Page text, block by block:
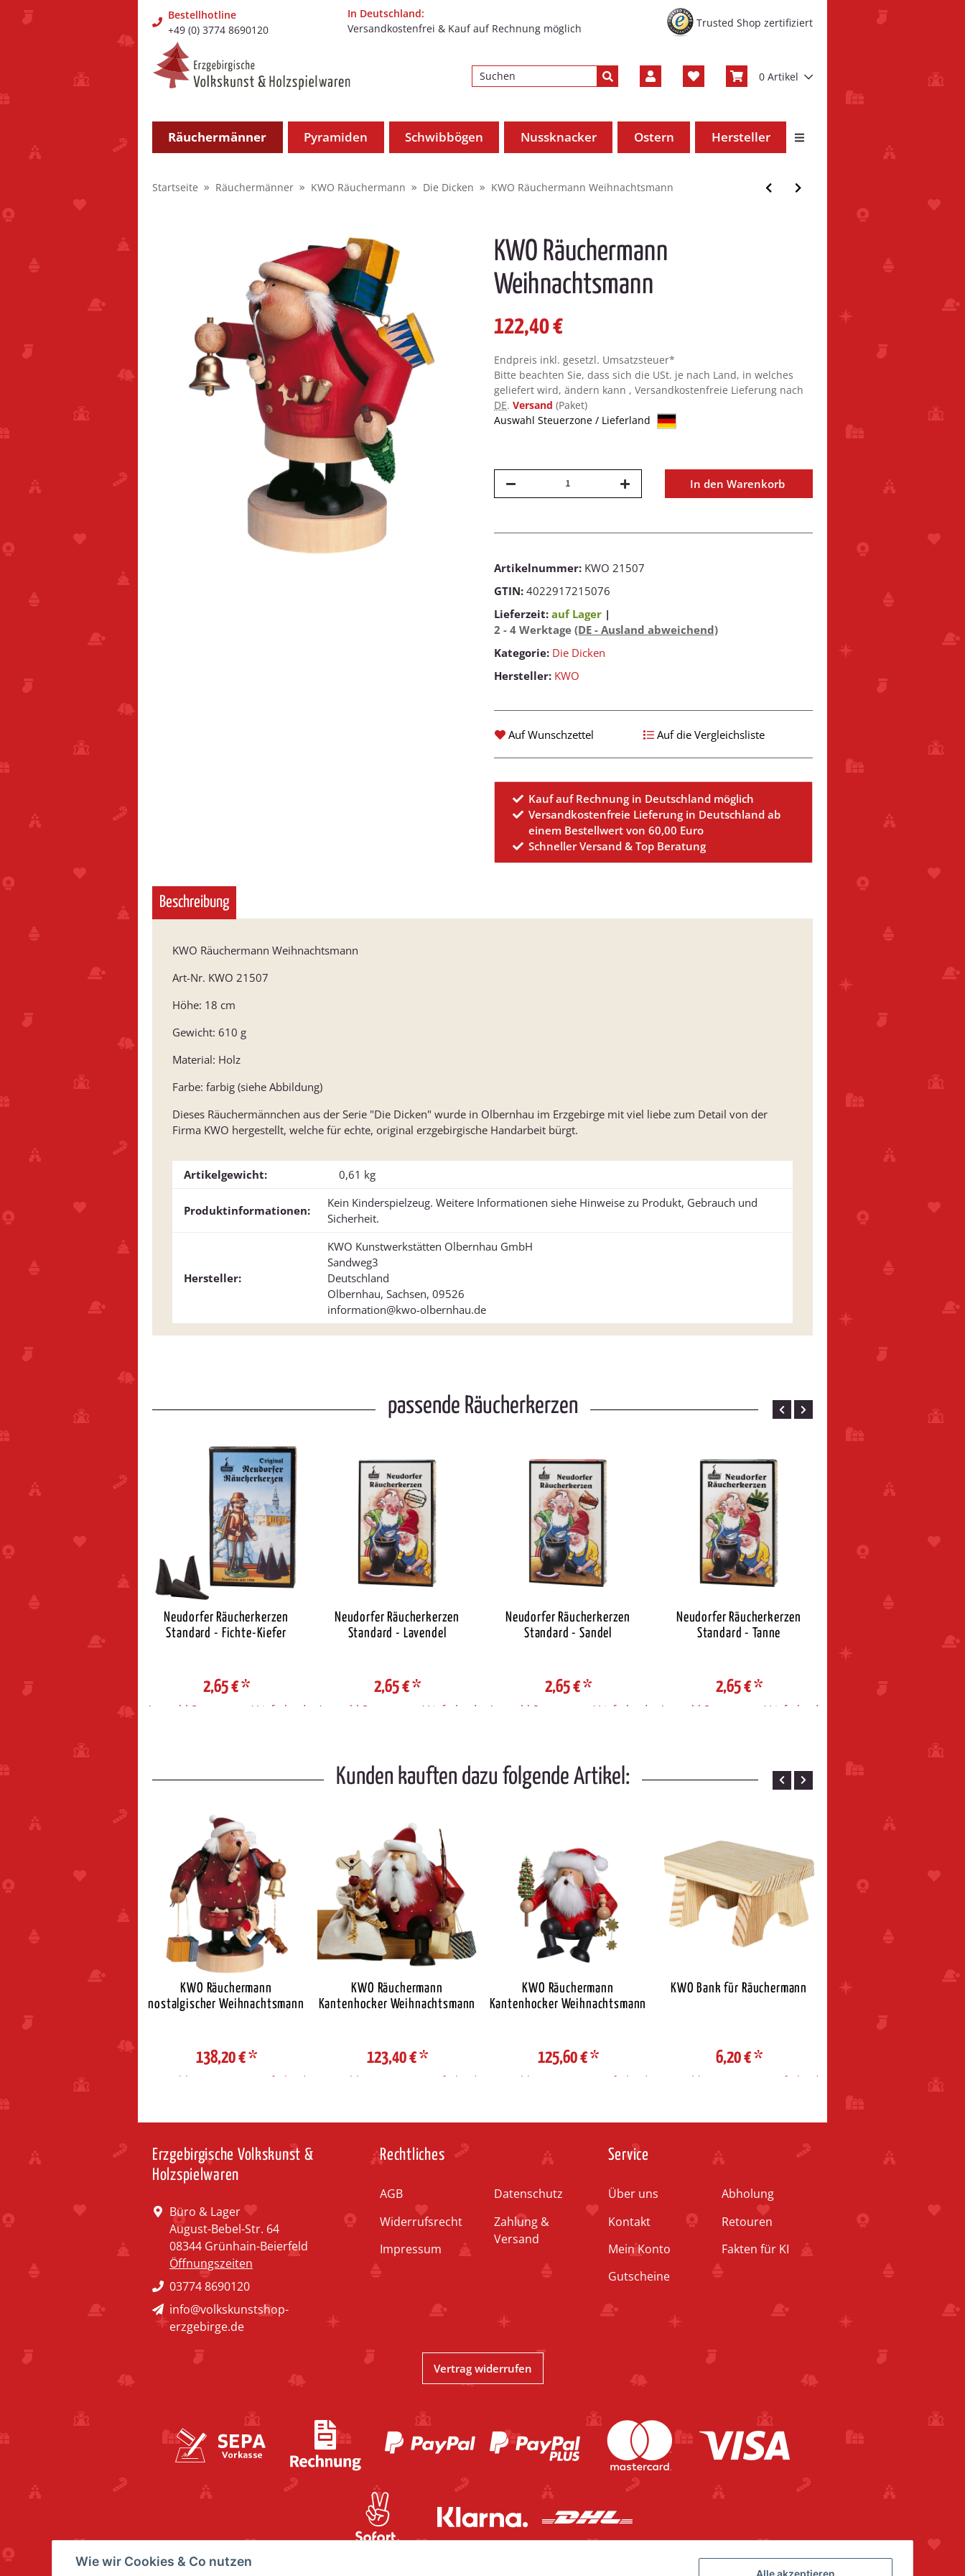
Bestellhotline
+49 (0) 3774 8690120
In Deutschland:
Versandkostenfrei & Kauf auf Rechnung möglich
Trusted Shop zertifiziert
0 Artikel
Räuchermänner Pyramiden Schwibbögen Nussknacker Ostern Hersteller
Startseite Räuchermänner KWO Räuchermann Die Dicken KWO Räuchermann Weihnachtsmann
KWO Räuchermann
Weihnachtsmann
122,40 €
Endpreis inkl. gesetzl. Umsatzsteuer*
Bitte beachten Sie, dass sich die USt. je nach Land, in welches
geliefert wird, ändern kann , Versandkostenfreie Lieferung nach
DE. Versand (Paket)
Auswahl Steuerzone / Lieferland
In den Warenkorb
Artikelnummer: KWO 21507
GTIN: 4022917215076
Lieferzeit: auf Lager |
2 - 4 Werktage (DE - Ausland abweichend)
Kategorie: Die Dicken
Hersteller: KWO
Auf Wunschzettel Auf die Vergleichsliste
Kauf auf Rechnung in Deutschland möglich
Versandkostenfreie Lieferung in Deutschland ab
einem Bestellwert von 60,00 Euro
Schneller Versand & Top Beratung
Beschreibung
KWO Räuchermann Weihnachtsmann
Art-Nr. KWO 21507
Höhe: 18 cm
Gewicht: 610 g
Material: Holz
Farbe: farbig (siehe Abbildung)
Dieses Räuchermännchen aus der Serie "Die Dicken" wurde in Olbernhau im Erzgebirge mit viel liebe zum Detail von der
Firma KWO hergestellt, welche für echte, original erzgebirgische Handarbeit bürgt.
Artikelgewicht: 0,61 kg
Produktinformationen:
Kein Kinderspielzeug. Weitere Informationen siehe Hinweise zu Produkt, Gebrauch und
Sicherheit.
Hersteller:
KWO Kunstwerkstätten Olbernhau GmbH
Sandweg3
Deutschland
Olbernhau, Sachsen, 09526
information@kwo-olbernhau.de
passende Räucherkerzen
Standard - Zimt
2,65 €
Steuerzone / Lieferland
Neudorfer Räucherkerzen
Standard - Fichte-Kiefer
2,65 €*
Auswahl Steuerzone / Lieferland
Neudorfer Räucherkerzen
Standard - Lavendel
2,65 €*
Auswahl Steuerzone / Lieferland
Neudorfer Räucherkerzen
Standard - Sandel
2,65 €*
Auswahl Steuerzone / Lieferland
Neudorfer Räucherkerzen
Standard - Tanne
2,65 €*
Auswahl Steuerzone / Lieferland
Standard - Weihnacht
2,65 €
Kunden kauften dazu folgende Artikel:
Steuerzone / Lieferland
KWO Räuchermann
nostalgischer Weihnachtsmann
138,20 €*
Auswahl Steuerzone / Lieferland
KWO Räuchermann
Kantenhocker Weihnachtsmann
123,40 €*
Auswahl Steuerzone / Lieferland
KWO Räuchermann
Kantenhocker Weihnachtsmann
125,60 €*
Auswahl Steuerzone / Lieferland
KWO Bank für Räuchermann
6,20 €*
Auswahl Steuerzone / Lieferland
Seiffener
Auswahl Steuerzone /
Erzgebirgische Volkskunst &
Holzspielwaren
Büro & Lager
August-Bebel-Str. 64
08344 Grünhain-Beierfeld
Öffnungszeiten
03774 8690120
info@volkskunstshop-
erzgebirge.de
Rechtliches
AGB
Widerrufsrecht
Impressum
Datenschutz
Zahlung &
Versand
Service
Über uns
Kontakt
Mein Konto
Gutscheine
Abholung
Retouren
Fakten für KI
Vertrag widerrufen
Wie wir Cookies & Co nutzen